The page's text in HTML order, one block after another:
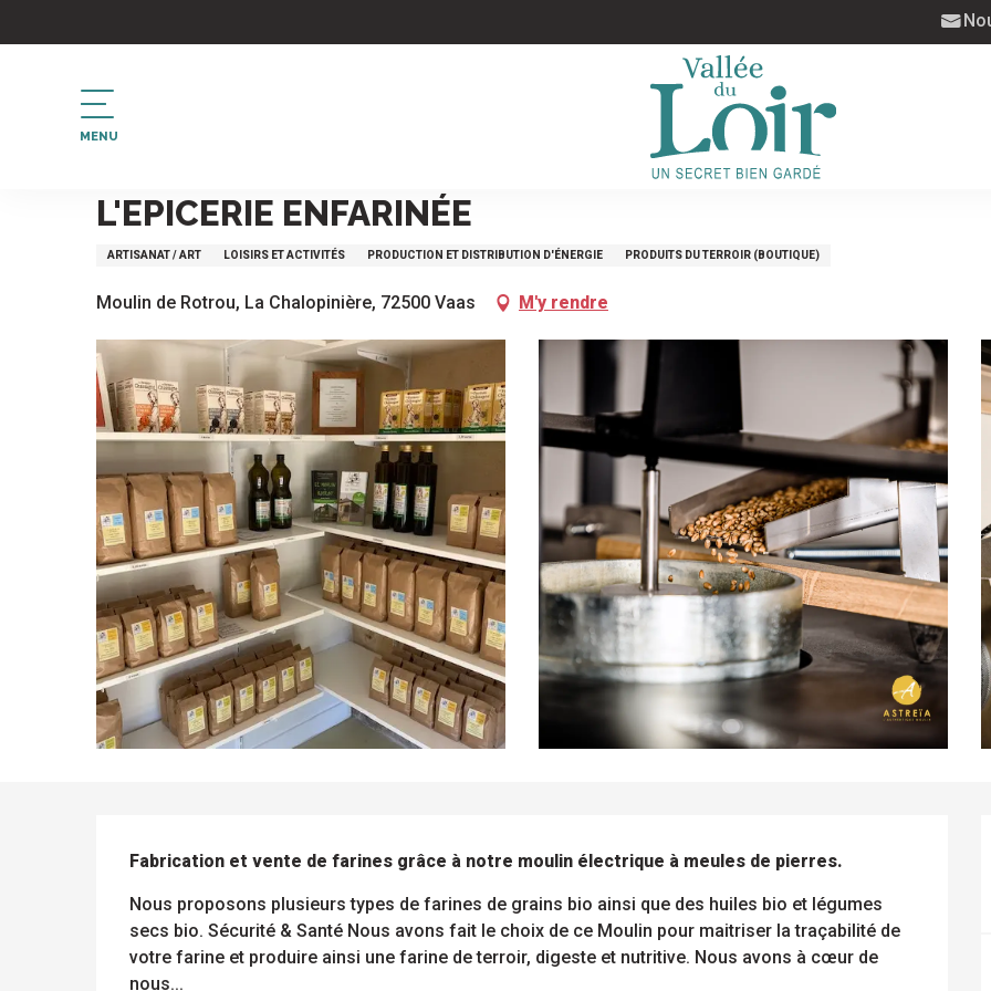
au
MENU
Accueil
L'EPICERIE ENFARINÉE
ARTISANAT / ART LOISIRS ET ACTIVITÉS PRODUCTION ET DISTRIBUTION D'ÉNERGIE PRODUITS DU TERROIR (BOUTIQUE)
Moulin de Rotrou, La Chalopinière, 72500 Vaas M'y rendre
DESCRIPTION
Fabrication et vente de farines grâce à notre moulin électrique à meules de pierres.
Nous proposons plusieurs types de farines de grains bio ainsi que des huiles bio et légumes
secs bio. Sécurité & Santé Nous avons fait le choix de ce Moulin pour maitriser la traçabilité de
votre farine et produire ainsi une farine de terroir, digeste et nutritive. Nous avons à cœur de
nous...